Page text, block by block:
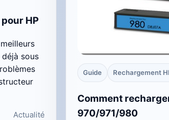
HP
sous
Actualité
Guide Rechargement
Comment
970/971/980